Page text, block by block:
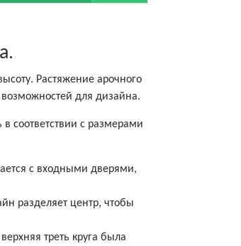
Растяжение арочного
для дизайна.
соответствии с размерами
с входными дверями,
разделяет центр, чтобы
треть круга была